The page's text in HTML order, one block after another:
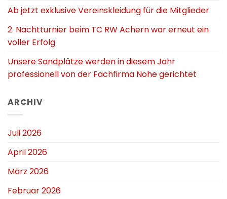
Ab jetzt exklusive Vereinskleidung für die Mitglieder
2. Nachtturnier beim TC RW Achern war erneut ein
voller Erfolg
Unsere Sandplätze werden in diesem Jahr
professionell von der Fachfirma Nohe gerichtet
ARCHIV
Juli 2026
April 2026
März 2026
Februar 2026